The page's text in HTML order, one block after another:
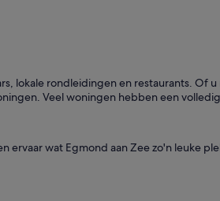
lokale rondleidingen en restaurants. Of
Veel woningen hebben een
wat Egmond aan Zee zo'n leuke